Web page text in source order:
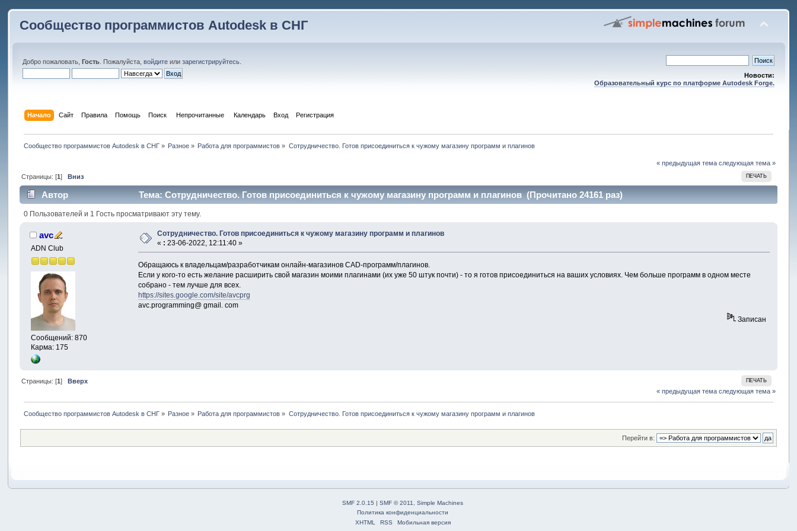
Сообщество программистов Autodesk в СНГ
Добро пожаловать,Гость . Пожалуйста,войдите илизарегистрируйтесь
Новости:
Образовательный курс по платформе Autodesk Forge.
Начало Сайт Правила Помощь Поиск Непрочитанные Календарь Вход Регистрация
Сообщество программистов Autodesk в СНГ» Разное » Работа для программистов » Сотрудничество. Готов присоединиться к чужому магазину программ и плагинов
« предыдущая тема следующая тема »
ПЕЧАТЬ
Страницы: [1] Вниз
Автор Тема: Сотрудничество. Готов присоединиться к чужому магазину программ и плагинов (Прочитано 24161 раз)
0 Пользователей и 1 Гость просматривают эту тему.
avc
ADN Club
Сообщений: 870
Карма: 175
Сотрудничество. Готов присоединиться к чужому магазину программ и плагинов
« : 23-06-2022, 12:11:40 »
Обращаюсь к владельцам/разработчикам онлайн-магазинов CAD-программ/плагинов.
Если у кого-то есть желание расширить свой магазин моими плагинами (их уже 50 штук почти) - то я готов присоединиться на ваших условиях. Чем больше программ в одном месте
собрано - тем лучше для всех.
https://sites.google.com/site/avcprg
avc.programming@ gmail. com
Записан
ПЕЧАТЬ
Страницы: [1] Вверх
« предыдущая тема следующая тема »
Сообщество программистов Autodesk в СНГ» Разное » Работа для программистов » Сотрудничество. Готов присоединиться к чужому магазину программ и плагинов
Перейти в:
SMF 2.0.15 |SMF © 2011 ,Simple Machines
Политика конфиденциальности
XHTML
RSS Мобильная версия